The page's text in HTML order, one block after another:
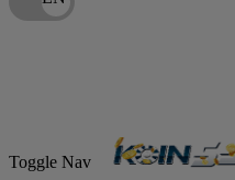
Toggle Nav